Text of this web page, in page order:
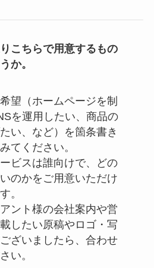
こちらで用意するもの
か。
望（ホームページを制
を運用したい、商品の
い、など）を箇条書き
てください。
ビスは誰向けで、どの
のかをご用意いただけ
。
ント様の会社案内や営
したい原稿やロゴ・写
ざいましたら、合わせ
い。